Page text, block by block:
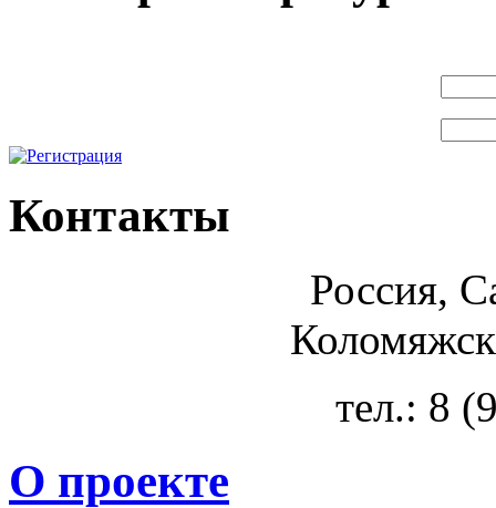
Контакты
Россия,
тел.: 8
О проекте